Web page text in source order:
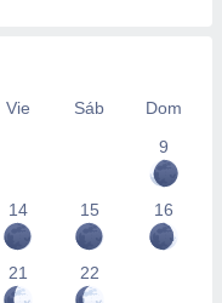
Vie Sáb
Dom
9
14 15 16
21 22